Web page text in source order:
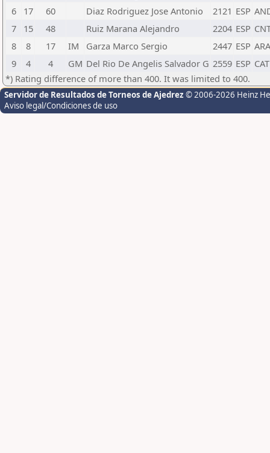
6
17 60 Diaz Rodriguez Jose Antonio 2121 ESP
7
15 48 Ruiz Marana Alejandro 2204 ESP
8
8 17 IM Garza Marco Sergio 2447 ESP ARA
9
4 4 GM Del Rio De Angelis Salvador G 2559 ESP CAT
*) Rating difference of more than 400. It was limited to 400.
Servidor de Resultados de Torneos de Ajedrez © 2006-2026 Heinz
Aviso legal/Condiciones de uso